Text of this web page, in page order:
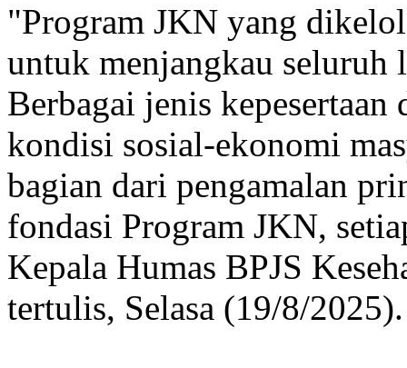
"Program JKN yang
untuk menjangkau seluruh
Berbagai jenis kepesertaan
kondisi sosial-ekonomi
bagian dari pengamalan
fondasi Program JKN,
Kepala Humas BPJS
tertulis, Selasa (19/8/2025).